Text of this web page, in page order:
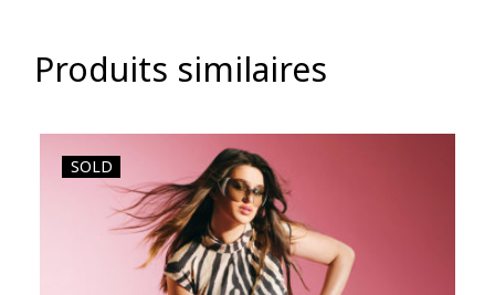
Produits similaires
SOLD